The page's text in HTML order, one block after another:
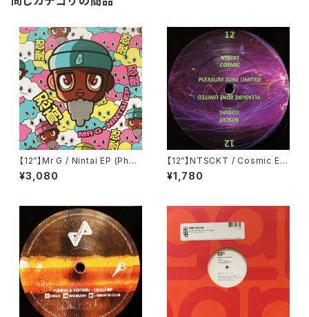
【12”】Mr G / Nintai EP (Phoe
nix G.) (PG077)
¥3,080
【12”】NTSCKT / Cosmic EP
(Pleasure Zone Limited) (P
LZ012LTD)
¥1,780